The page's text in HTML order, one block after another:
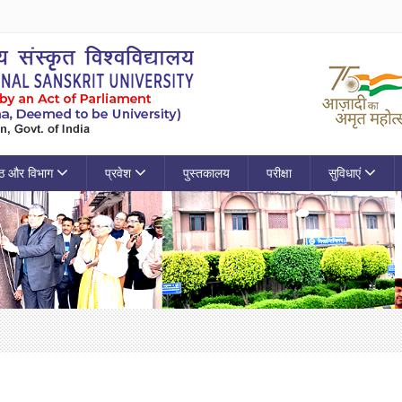
और विभाग प्रवेश पुस्तकालय परीक्षा सुविधाएं